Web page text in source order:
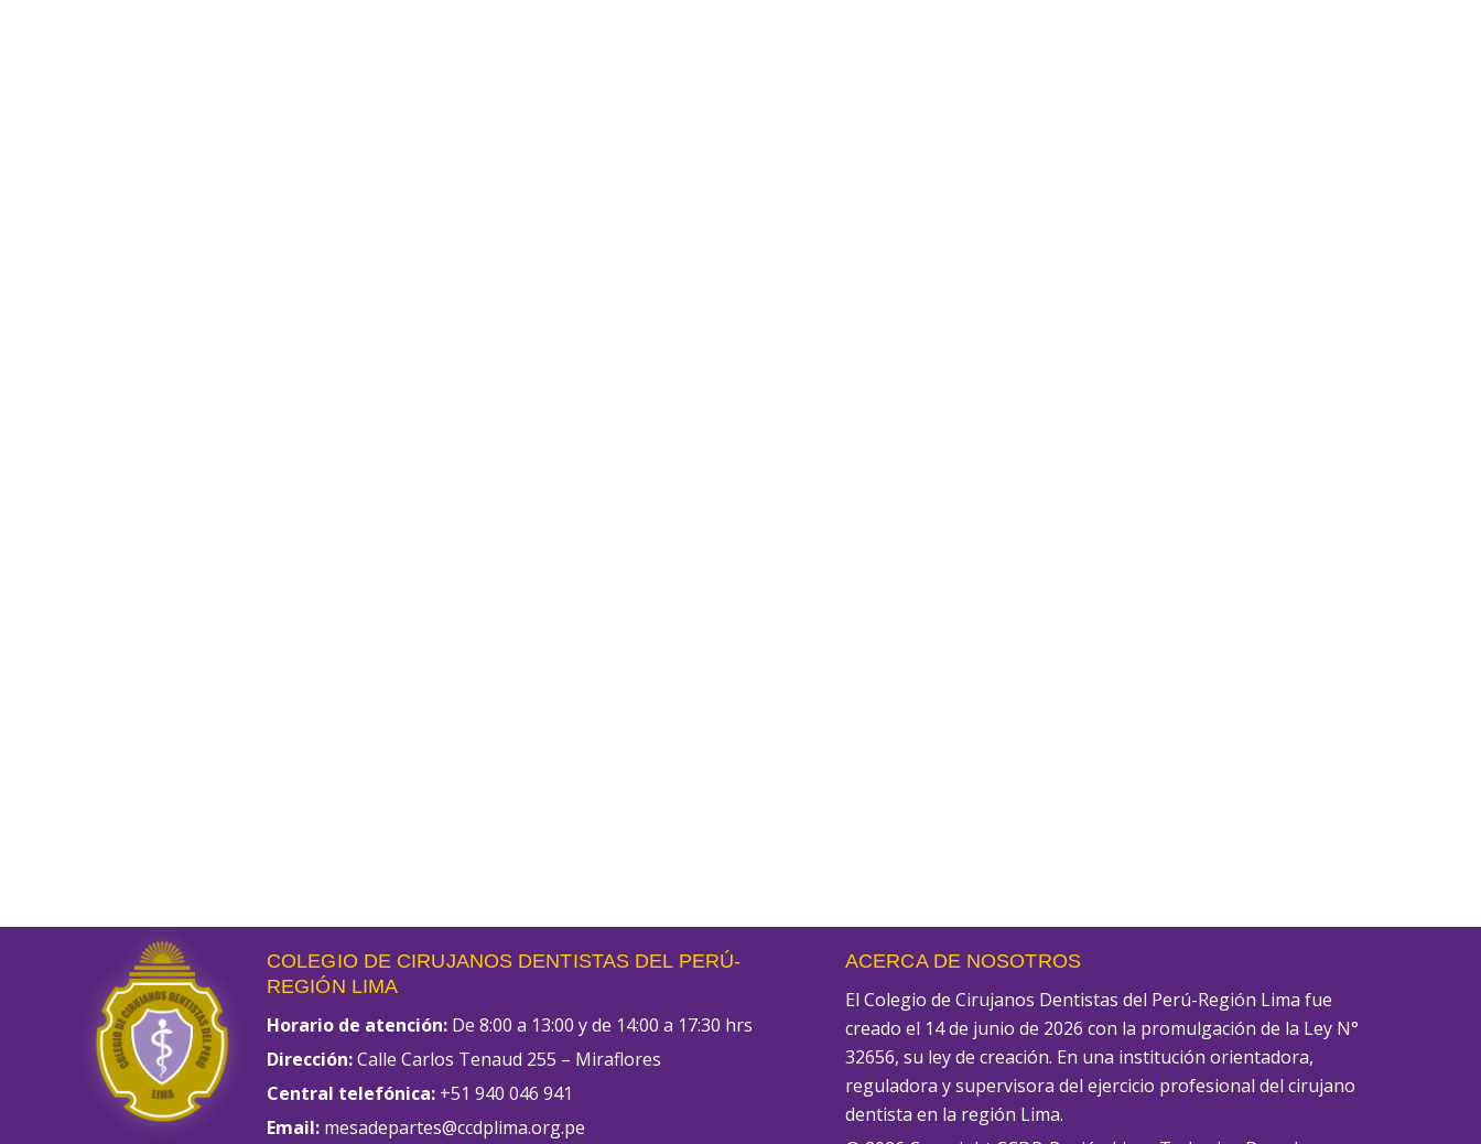
COLEGIO DE CIRUJANOS DENTISTAS DEL PERÚ-
REGIÓN LIMA
Horario de atención: De 8:00 a 13:00 y de 14:00 a 17:30 hrs
Dirección:Calle Carlos Tenaud 255 – Miraflores
Central telefónica: +51 940 046 941
Email: mesadepartes@ccdplima.org.pe
ACERCA DE NOSOTROS
El Colegio de Cirujanos Dentistas del Perú-Región Lima fue
creado el 14 de junio de 2026 con la promulgación de la Ley N°
32656, su ley de creación. En una institución orientadora,
reguladora y supervisora del ejercicio profesional del cirujano
dentista en la región Lima.